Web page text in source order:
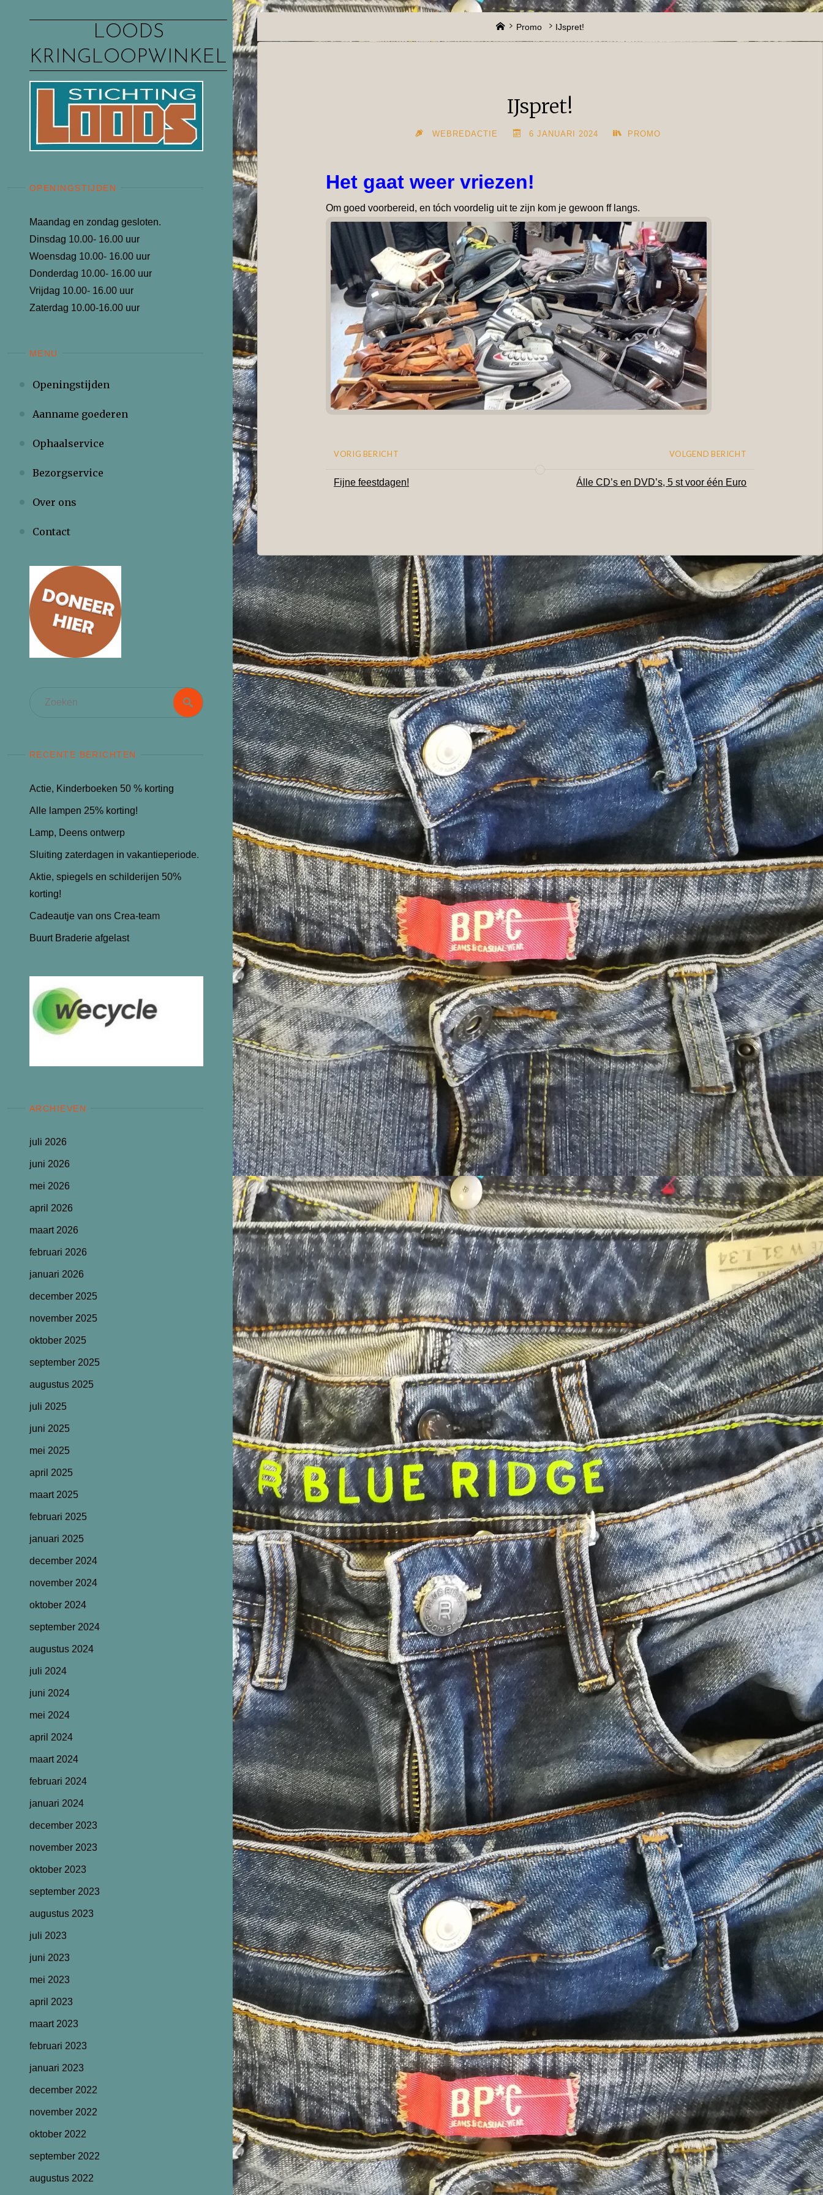
LOODS
KRINGLOOPWINKEL
OPENINGSTIJDEN
Maandag en zondag gesloten.
Dinsdag 10.00- 16.00 uur
Woensdag 10.00- 16.00 uur
Donderdag 10.00- 16.00 uur
Vrijdag 10.00- 16.00 uur
Zaterdag 10.00-16.00 uur
MENU
Openingstijden
Aanname goederen
Ophaalservice
Bezorgservice
Over ons
Contact
Zoeken
Zoeken
RECENTE BERICHTEN
Actie, Kinderboeken 50 % korting
Alle lampen 25% korting!
Lamp, Deens ontwerp
Sluiting zaterdagen in vakantieperiode.
Aktie, spiegels en schilderijen 50%
korting!
Cadeautje van ons Crea-team
Buurt Braderie afgelast
ARCHIEVEN
juli 2026
juni 2026
mei 2026
april 2026
maart 2026
februari 2026
januari 2026
december 2025
november 2025
oktober 2025
september 2025
augustus 2025
juli 2025
juni 2025
mei 2025
april 2025
maart 2025
februari 2025
januari 2025
december 2024
november 2024
oktober 2024
september 2024
augustus 2024
juli 2024
juni 2024
mei 2024
april 2024
maart 2024
februari 2024
januari 2024
december 2023
november 2023
oktober 2023
september 2023
augustus 2023
juli 2023
juni 2023
mei 2023
april 2023
maart 2023
februari 2023
januari 2023
december 2022
november 2022
oktober 2022
september 2022
augustus 2022
HomePromo IJspret!
IJspret!
WEBREDACTIE 6 JANUARI 2024 PROMO
Het gaat weer vriezen!
Om goed voorbereid, en tóch voordelig uit te zijn kom je gewoon ff langs.
VORIG BERICHT
Fijne feestdagen!
VOLGEND BERICHT
Álle CD’s en DVD’s, 5 st voor één Euro